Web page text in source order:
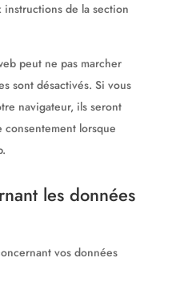
de la section
peut ne pas marcher
sont désactivés. Si vous
navigateur, ils seront
consentement lorsque
les données
vos données